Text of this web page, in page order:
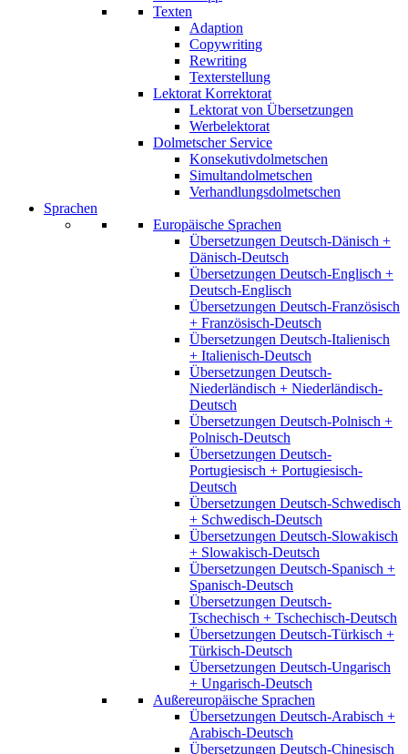
Texten
Adaption
Copywriting
Rewriting
Texterstellung
Lektorat Korrektorat
Lektorat von Übersetzungen
Werbelektorat
Dolmetscher Service
Konsekutivdolmetschen
Simultandolmetschen
Verhandlungsdolmetschen
Sprachen
Europäische Sprachen
Übersetzungen Deutsch-Dänisch +
Dänisch-Deutsch
Übersetzungen Deutsch-Englisch +
Deutsch-Englisch
Übersetzungen Deutsch-Französisch
+ Französisch-Deutsch
Übersetzungen Deutsch-Italienisch
+ Italienisch-Deutsch
Übersetzungen Deutsch-
Niederländisch + Niederländisch-
Deutsch
Übersetzungen Deutsch-Polnisch +
Polnisch-Deutsch
Übersetzungen Deutsch-
Portugiesisch + Portugiesisch-
Deutsch
Übersetzungen Deutsch-Schwedisch
+ Schwedisch-Deutsch
Übersetzungen Deutsch-Slowakisch
+ Slowakisch-Deutsch
Übersetzungen Deutsch-Spanisch +
Spanisch-Deutsch
Übersetzungen Deutsch-
Tschechisch + Tschechisch-Deutsch
Übersetzungen Deutsch-Türkisch +
Türkisch-Deutsch
Übersetzungen Deutsch-Ungarisch
+ Ungarisch-Deutsch
Außereuropäische Sprachen
Übersetzungen Deutsch-Arabisch +
Arabisch-Deutsch
Übersetzungen Deutsch-Chinesisch